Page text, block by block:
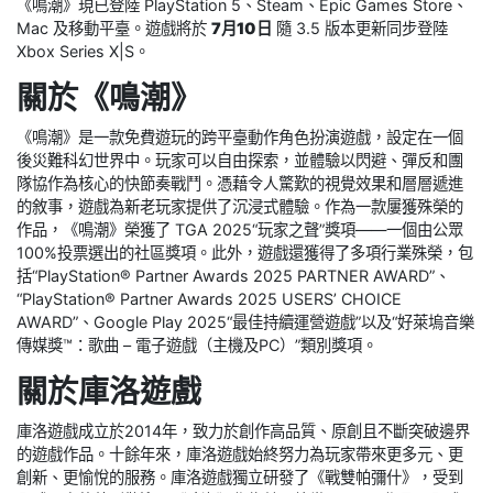
《鳴潮》現已登陸 PlayStation 5、Steam、Epic Games Store、
Mac 及移動平臺。遊戲將於 7月10日 隨 3.5 版本更新同步登陸
Xbox Series X|S。
關於《鳴潮》
《鳴潮》是一款免費遊玩的跨平臺動作角色扮演遊戲，設定在一個
後災難科幻世界中。玩家可以自由探索，並體驗以閃避、彈反和團
隊協作為核心的快節奏戰鬥。憑藉令人驚歎的視覺效果和層層遞進
的敘事，遊戲為新老玩家提供了沉浸式體驗。作為一款屢獲殊榮的
作品，《鳴潮》榮獲了 TGA 2025“玩家之聲”獎項——一個由公眾
100%投票選出的社區獎項。此外，遊戲還獲得了多項行業殊榮，包
括“PlayStation® Partner Awards 2025 PARTNER AWARD”、
“PlayStation® Partner Awards 2025 USERS’ CHOICE
AWARD”、Google Play 2025“最佳持續運營遊戲”以及“好萊塢音樂
傳媒獎™：歌曲 – 電子遊戲（主機及PC）”類別獎項。
關於庫洛遊戲
庫洛遊戲成立於2014年，致力於創作高品質、原創且不斷突破邊界
的遊戲作品。十餘年來，庫洛遊戲始終努力為玩家帶來更多元、更
創新、更愉悅的服務。庫洛遊戲獨立研發了《戰雙帕彌什》，受到